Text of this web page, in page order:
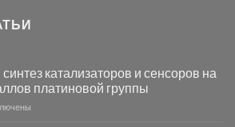
катализаторов и сенсоров на
платиновой группы